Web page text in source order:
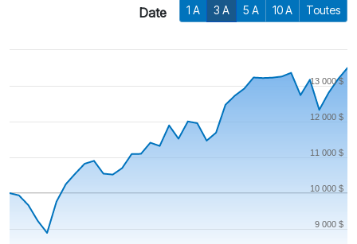
Date 1 A 3 A 5 A 10 A Toutes
10 000 $
9 000 $
11 000 $
12 000 $
13 000 $